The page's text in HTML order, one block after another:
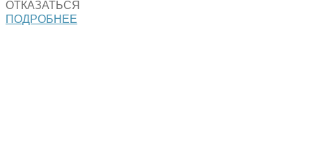
ОТКАЗАТЬСЯ
ПОДРОБНЕЕ